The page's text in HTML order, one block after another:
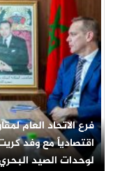
فرع الاتحاد العام
اقتصادياً مع وفد
لوحدات الصيد